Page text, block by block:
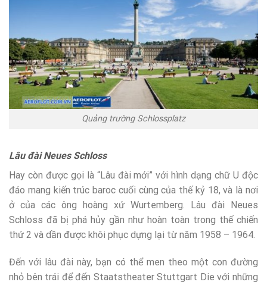
Quảng trường Schlossplatz
Lâu đài Neues Schloss
Hay còn được gọi là “Lâu đài mới” với hình dạng chữ U độc
đáo mang kiến trúc baroc cuối cùng của thế kỷ 18, và là nơi
ở của các ông hoàng xứ Wurtemberg. Lâu đài Neues
Schloss đã bị phá hủy gần như hoàn toàn trong thế chiến
thứ 2 và dần được khôi phục dựng lại từ năm 1958 – 1964.
Đến với lâu đài này, bạn có thể men theo một con đường
nhỏ bên trái để đến Staatstheater Stuttgart Die với những